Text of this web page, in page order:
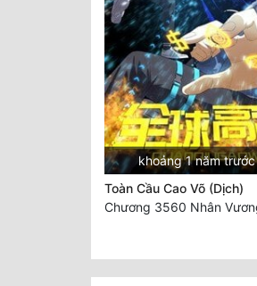
khoảng 1 năm trước
Toàn Cầu Cao Võ (Dịch)